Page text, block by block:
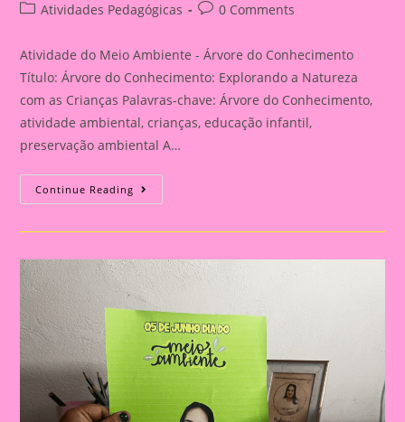
author: published:
PostAtividades Pedagógicas
Post0 Comments
Atividade do Meio Ambiente - Árvore do Conhecimento
Título: Árvore do Conhecimento: Explorando a Natureza
com as Crianças Palavras-chave: Árvore do Conhecimento,
atividade ambiental, crianças, educação infantil,
preservação ambiental A…
Continue Reading Atividade
Do
Ambiente
Do
Conhecimento